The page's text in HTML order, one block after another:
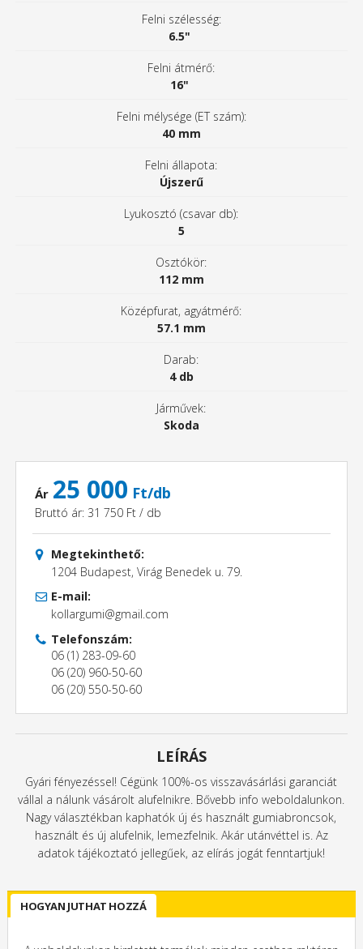
Felni szélesség:
6.5"
Felni átmérő:
16"
Felni mélysége (ET szám):
40 mm
Felni állapota:
Újszerű
Lyukosztó (csavar db):
5
Osztókör:
112 mm
Középfurat, agyátmérő:
57.1 mm
Darab:
4 db
Járművek:
Skoda
Ár 25 000 Ft/db
Bruttó ár: 31 750 Ft / db
Megtekinthető:
1204 Budapest, Virág Benedek u. 79.
E-mail:
kollargumi@gmail.com
Telefonszám:
06 (1) 283-09-60
06 (20) 960-50-60
06 (20) 550-50-60
LEÍRÁS
Gyári fényezéssel! Cégünk 100%-os visszavásárlási garanciát
vállal a nálunk vásárolt alufelnikre. Bővebb info weboldalunkon.
Nagy választékban kaphatók új és használt gumiabroncsok,
használt és új alufelnik, lemezfelnik. Akár utánvéttel is. Az
adatok tájékoztató jellegűek, az elírás jogát fenntartjuk!
HOGYAN JUTHAT HOZZÁ